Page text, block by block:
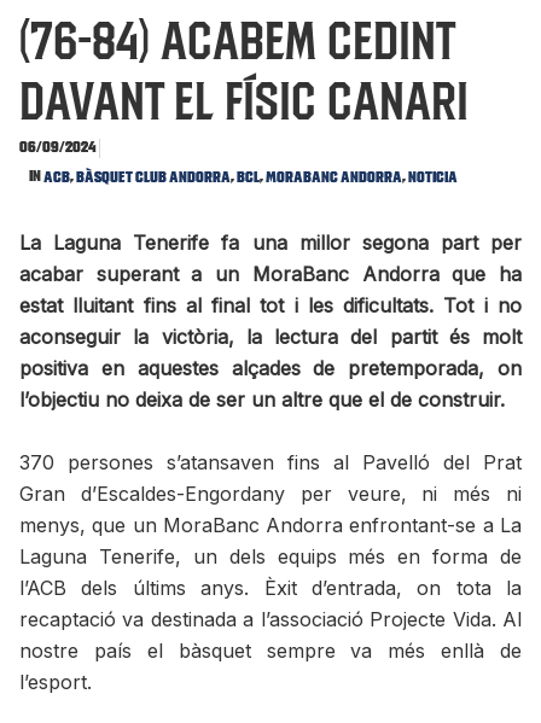
(76-84) Acabem cedint
davant el físic canari
06/09/2024
InACB,Bàsquet Club Andorra,BCL,MoraBanc Andorra,Noticia
La Laguna Tenerife fa una millor segona part per
acabar superant a un MoraBanc Andorra que ha
estat lluitant fins al final tot i les dificultats. Tot i no
aconseguir la victòria, la lectura del partit és molt
positiva en aquestes alçades de pretemporada, on
l’objectiu no deixa de ser un altre que el de construir.
370 persones s’atansaven fins al Pavelló del Prat
Gran d’Escaldes-Engordany per veure, ni més ni
menys, que un MoraBanc Andorra enfrontant-se a La
Laguna Tenerife, un dels equips més en forma de
l’ACB dels últims anys. Èxit d’entrada, on tota la
recaptació va destinada a l’associació Projecte Vida. Al
nostre país el bàsquet sempre va més enllà de
l’esport.